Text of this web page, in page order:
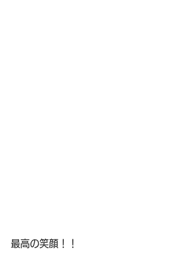
最高の笑顔！！